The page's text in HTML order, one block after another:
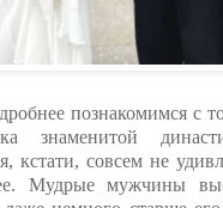
познакомимся с
знаменитой
кстати, совсем не
Мудрые мужчины